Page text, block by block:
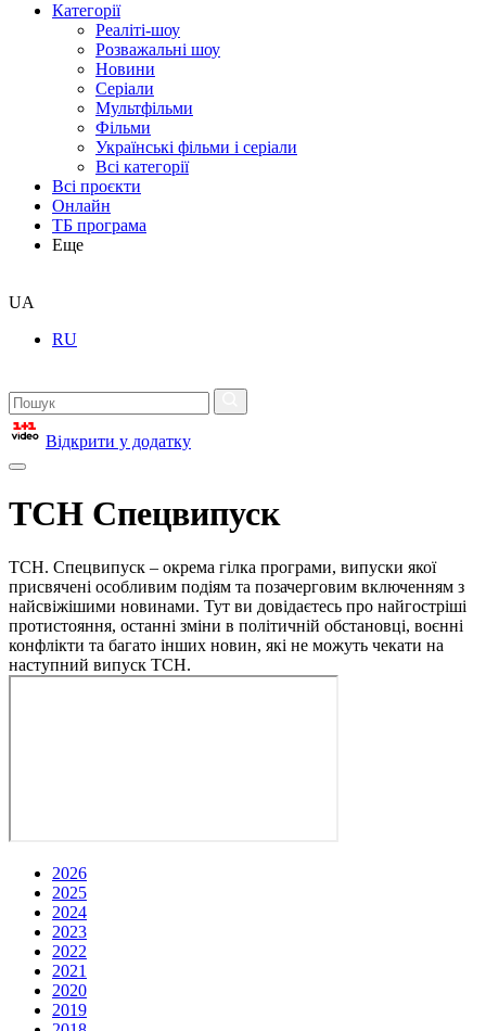
Категорії
Реаліті-шоу
Розважальні шоу
Новини
Серіали
Мультфільми
Фільми
Українські фільми і серіали
Всі категорії
Всі проєкти
Онлайн
ТБ програма
Еще
UA
RU
Відкрити у додатку
ТСН Спецвипуск
ТСН. Спецвипуск – окрема гілка програми, випуски якої
присвячені особливим подіям та позачерговим включенням з
найсвіжішими новинами. Тут ви довідаєтесь про найгостріші
протистояння, останні зміни в політичній обстановці, воєнні
конфлікти та багато інших новин, які не можуть чекати на
наступний випуск ТСН.
2026
2025
2024
2023
2022
2021
2020
2019